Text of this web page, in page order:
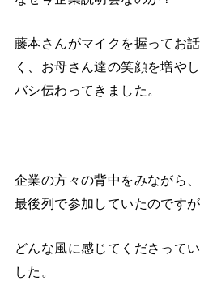
藤本さんがマイクを握ってお
く、お母さん達の笑顔を増や
バシ伝わってきました。
企業の方々の背中をみながら
最後列で参加していたのですが
どんな風に感じてくださって
した。